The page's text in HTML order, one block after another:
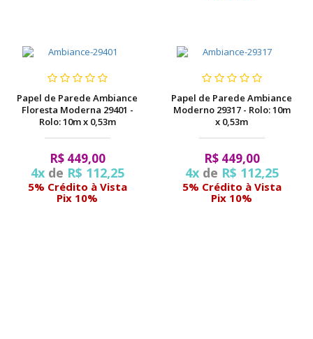
Papel de Parede Ambiance
Floresta Moderna 29401 -
Rolo: 10m x 0,53m
R$ 449,00
4xde R$ 112,25
5% Crédito à Vista
Pix 10%
Papel de Parede Ambiance
Moderno 29317 - Rolo: 10m
x 0,53m
R$ 449,00
4xde R$ 112,25
5% Crédito à Vista
Pix 10%